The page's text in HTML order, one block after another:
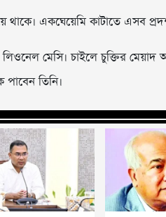
থাকে। একঘেয়েমি কাটাতে এসব
মেসি। চাইলে চুক্তির
তিনি।